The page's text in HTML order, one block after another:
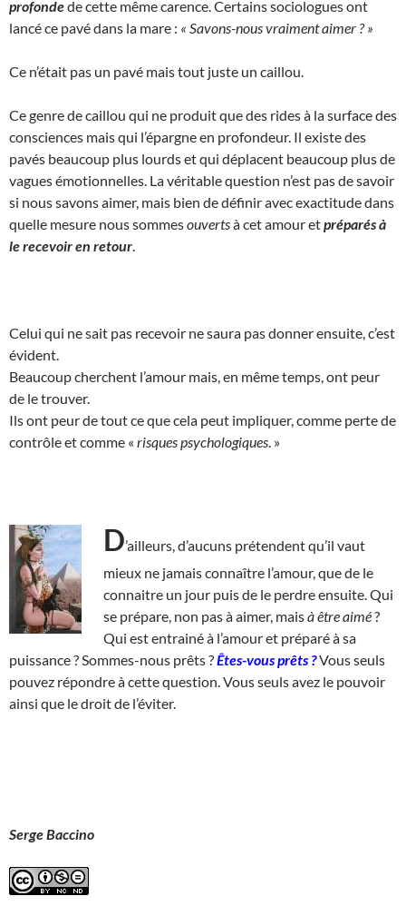
profondede cette même carence. Certains sociologues ont
lancé ce pavé dans la mare : « Savons-nous vraiment aimer ? »
Ce n’était pas un pavé mais tout juste un caillou.
Ce genre de caillou qui ne produit que des rides à la surface des
consciences mais qui l’épargne en profondeur. Il existe des
pavés beaucoup plus lourds et qui déplacent beaucoup plus de
vagues émotionnelles. La véritable question n’est pas de savoir
si nous savons aimer, mais bien de définir avec exactitude dans
quelle mesure nous sommesouvertsà cet amour etpréparés à
le recevoir en retour
Celui qui ne sait pas recevoir ne saura pas donner ensuite, c’est
évident.
Beaucoup cherchent l’amour mais, en même temps, ont peur
de le trouver.
Ils ont peur de tout ce que cela peut impliquer, comme perte de
contrôle et comme « risques psychologiques . »
D’ailleurs, d’aucuns prétendent qu’il vaut
mieux ne jamais connaître l’amour, que de le
connaitre un jour puis de le perdre ensuite. Qui
se prépare, non pas à aimer, maisà être aimé?
Qui est entrainé à l’amour et préparé à sa
puissance ? Sommes-nous prêts ?Êtes-vous prêts ?Vous seuls
pouvez répondre à cette question. Vous seuls avez le pouvoir
ainsi que le droit de l’éviter.
Serge Baccino